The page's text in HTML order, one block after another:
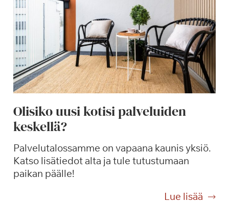
v
i
a
,
k
i
t
!
Olisiko uusi kotisi palveluiden
keskellä?
Palvelutalossamme on vapaana kaunis yksiö.
Katso lisätiedot alta ja tule tutustumaan
paikan päälle!
Lue lisää
O